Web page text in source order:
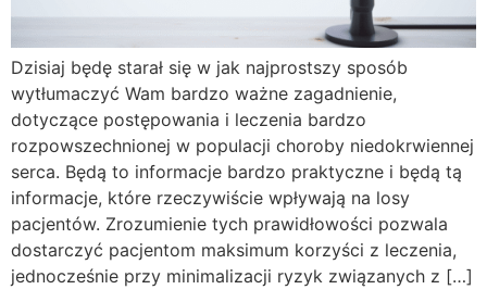
Dzisiaj będę starał się w jak najprostszy sposób
wytłumaczyć Wam bardzo ważne zagadnienie,
dotyczące postępowania i leczenia bardzo
rozpowszechnionej w populacji choroby niedokrwiennej
serca. Będą to informacje bardzo praktyczne i będą tą
informacje, które rzeczywiście wpływają na losy
pacjentów. Zrozumienie tych prawidłowości pozwala
dostarczyć pacjentom maksimum korzyści z leczenia,
jednocześnie przy minimalizacji ryzyk związanych z […]